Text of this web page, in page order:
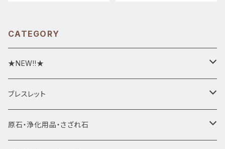
CATEGORY
★NEW!!★
★新入荷1/28~
ブレスレット
ブレスレット1点物
原石・浄化用品・さざれ石